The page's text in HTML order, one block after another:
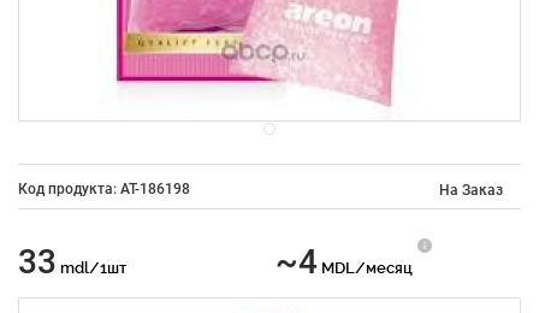
Код продукта: AT-186198 На Заказ
33 mdl/1шт ~4 MDL/месяц